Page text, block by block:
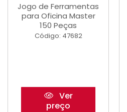
Jogo de Ferramentas
para Oficina Master
150 Peças
Código: 47682
Ver
preço